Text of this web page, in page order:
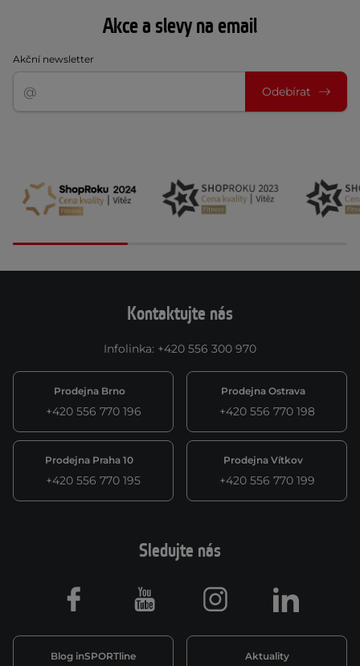
Akce a slevy na email
Akční newsletter
Odebírat
Kontaktujte nás
Infolinka: +420 556 300 970
Prodejna Brno
+420 556 770 196
Prodejna Ostrava
+420 556 770 198
Prodejna Praha 10
+420 556 770 195
Prodejna Vítkov
+420 556 770 199
Sledujte nás
Blog inSPORTline Aktuality
Facebook Youtube Instagram LinkedIn